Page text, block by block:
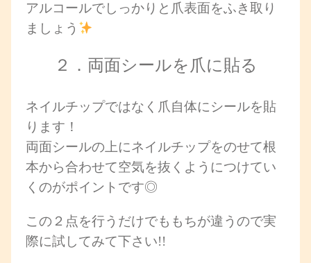
アルコールでしっかりと爪表面をふき取り
ましょう
２．両面シールを爪に貼る
ネイルチップではなく爪自体にシールを貼
ります！
両面シールの上にネイルチップをのせて根
本から合わせて空気を抜くようにつけてい
くのがポイントです◎
この２点を行うだけでももちが違うので実
際に試してみて下さい!!